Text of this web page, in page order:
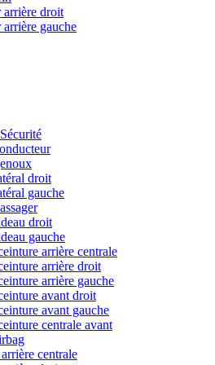
arrière droit
gauche
Sécurité
droit
gauche
droit
gauche
arrière centrale
arrière droit
arrière gauche
avant droit
avant gauche
centrale avant
centrale